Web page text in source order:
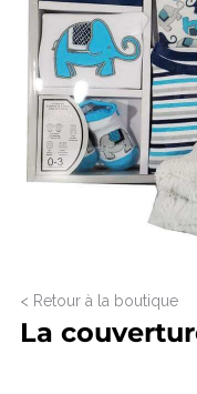
< Retour à la boutique
La